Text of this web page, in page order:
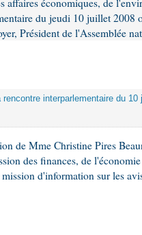
affaires économiques, de
du jeudi 10 juillet 2008
Président de l'Assemblée
interparlementaire du
de Mme Christine Pires
des finances, de
d'information sur les